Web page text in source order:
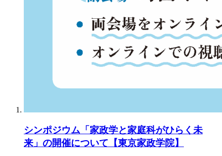
シンポジウム「家政学と家庭科がひらく未
来」の開催について【東京家政学院】